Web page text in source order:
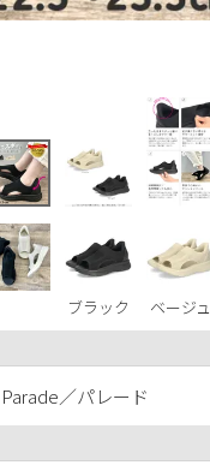
ブラック ベージュ
Parade／パレード